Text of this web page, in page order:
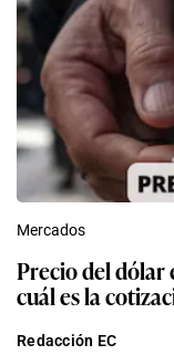
Mercados
Precio del dólar
cuál es la